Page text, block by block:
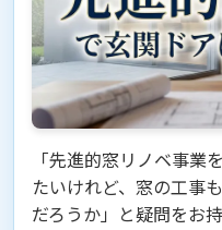
「先進的窓リノベ事業
たいけれど、窓の工事
だろうか」と疑問をお